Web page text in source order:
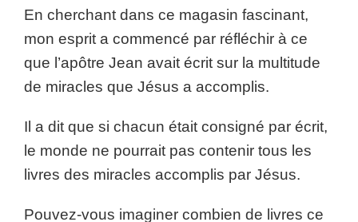
En cherchant dans ce magasin fascinant,
mon esprit a commencé par réfléchir à ce
que l’apôtre Jean avait écrit sur la multitude
de miracles que Jésus a accomplis.
Il a dit que si chacun était consigné par écrit,
le monde ne pourrait pas contenir tous les
livres des miracles accomplis par Jésus.
Pouvez-vous imaginer combien de livres ce